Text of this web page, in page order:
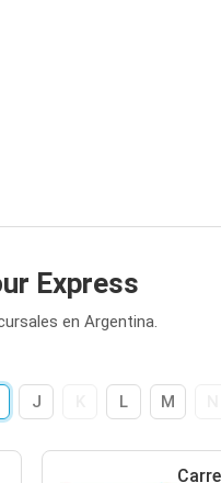
Express
en Argentina.
J L M